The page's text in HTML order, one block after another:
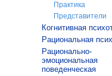
Практика
Представители
Когнитивная
Рациональная
Рационально-
эмоциональная
поведенческая